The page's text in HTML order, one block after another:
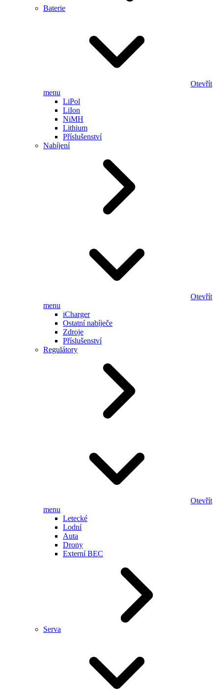
Baterie
Otevřít
menu
LiPol
LiIon
NiMH
Lithium
Příslušenství
Nabíjení
Otevřít
menu
iCharger
Ostatní nabíječe
Zdroje
Příslušenství
Regulátory
Otevřít
menu
Letecké
Lodní
Auta
Drony
Externí BEC
Serva